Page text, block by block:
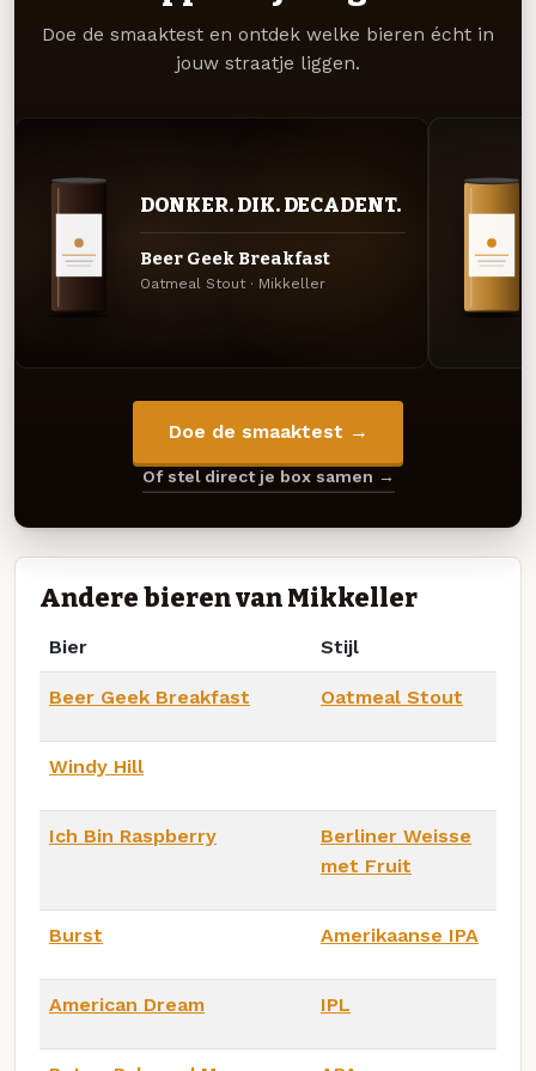
Doe de smaaktest en ontdek welke bieren écht in
jouw straatje liggen.
DONKER. DIK. DECADENT.
Beer Geek Breakfast
Oatmeal Stout · Mikkeller
Doe de smaaktest →
Of stel direct je box samen →
Andere bieren van Mikkeller
Bier Stijl
Beer Geek Breakfast Oatmeal Stout
Windy Hill
Ich Bin Raspberry
Berliner Weisse
met Fruit
Burst Amerikaanse IPA
American Dream IPL